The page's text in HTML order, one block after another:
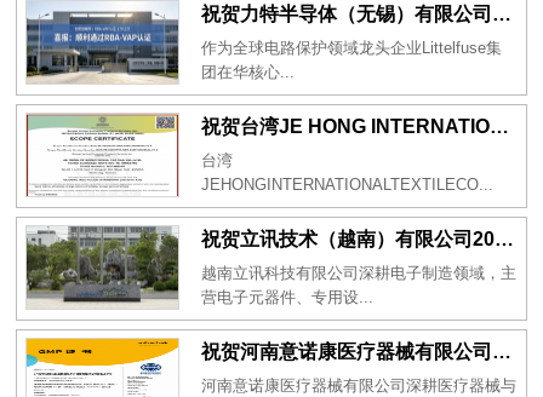
祝贺力特半导体（无锡）有限公司2026年一次性成功通过RBA-VAP认证审核并取得170.2分
作为全球电路保护领域龙头企业Littelfuse集
团在华核心...
祝贺台湾JE HONG INTERNATIONAL TEXTILE CO., LTD 2026年一次性成功通过GRS认证
台湾
JEHONGINTERNATIONALTEXTILECO...
祝贺立讯技术（越南）有限公司2026年一次性成功通过RBA-VAP审核获得金牌评级！
越南立讯科技有限公司深耕电子制造领域，主
营电子元器件、专用设...
祝贺河南意诺康医疗器械有限公司2026年一次性成功通过GMP认证
河南意诺康医疗器械有限公司深耕医疗器械与